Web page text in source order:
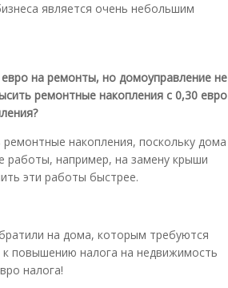
является очень небольшим
на ремонты, но домоуправление не
ремонтные накопления с 0,30 евро
накопления, поскольку дома
работы, например, на замену крыши
эти работы быстрее.
на дома, которым требуются
повышению налога на недвижимость
налога!